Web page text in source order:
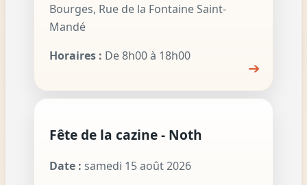
Bourges, Rue de la Fontaine Saint-
Mandé
Horaires : De 8h00 à 18h00
➔
Fête de la cazine - Noth
Date : samedi 15 août 2026